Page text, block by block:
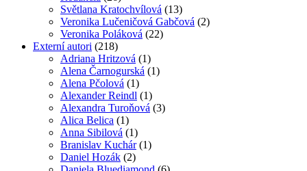
Světlana Kratochvílová (13)
Veronika Lučeničová Gabčová (2)
Veronika Poláková (22)
Externí autori (218)
Adriana Hritzová (1)
Alena Čarnogurská (1)
Alena Pčolová (1)
Alexander Reindl (1)
Alexandra Turoňová (3)
Alica Belica (1)
Anna Sibilová (1)
Branislav Kuchár(1)
Daniel Hozák (2)